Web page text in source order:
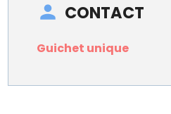
CONTACT
Guichet unique